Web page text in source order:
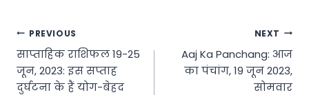
Post
navigation
PREVIOUS
साप्ताहिक राशिफल 19-25
जून, 2023: इस सप्ताह
दुर्घटना के हैं योग-बेहद
NEXT
Aaj Ka Panchang: आज
का पंचांग, 19 जून 2023,
सोमवार